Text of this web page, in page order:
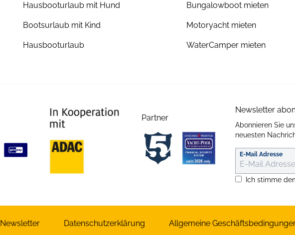
Hausbooturlaub mit Hund
Bootsurlaub mit Kind
Hausbooturlaub
Bungalowboot mieten
Motoryacht mieten
WaterCamper mieten
Partner
Newsletter
Abonnieren Sie
neuesten
E-Mail Adresse
Ich stimme
Newsletter Datenschutzerklärung Allgemeine